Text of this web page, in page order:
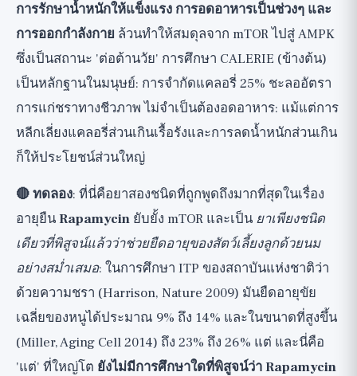
การรักษาน้ำหนักให้แข็งแรง การอดอาหารเป็นช่วงๆ และ
การออกกำลังกาย ล้วนทำให้สมดุลจาก mTOR ไปสู่ AMPK
ซึ่งเป็นสถานะ 'ต่อต้านวัย' การศึกษา CALERIE (ข้างต้น)
เป็นหลักฐานในมนุษย์: การจำกัดแคลอรี่ 25% ชะลออัตรา
การแก่ชราทางชีวภาพ ไม่จำเป็นต้องอดอาหาร: แม้แต่การ
หลีกเลี่ยงแคลอรี่ส่วนเกินเรื้อรังและการลดน้ำหนักส่วนเกิน
ก็ให้ประโยชน์ส่วนใหญ่
🔴 ทดลอง: ที่นี่คือยาสองชนิดที่ถูกพูดถึงมากที่สุดในเรื่อง
อายุยืนRapamycin ยับยั้ง mTOR และเป็น ยาเพียงชนิด
เดียวที่พิสูจน์แล้วว่าช่วยยืดอายุของสัตว์เลี้ยงลูกด้วยนม
อย่างสม่ำเสมอ: ในการศึกษา ITP ของสถาบันแห่งชาติว่า
ด้วยความชรา (Harrison, Nature 2009) มันยืดอายุขัย
เฉลี่ยของหนูได้ประมาณ 9% ถึง 14% และในขนาดที่สูงขึ้น
(Miller, Aging Cell 2014) ถึง 23% ถึง 26% แต่ และนี่คือ
'แต่' ที่ใหญ่โต ยังไม่มีการศึกษาใดที่พิสูจน์ว่า Rapamycin